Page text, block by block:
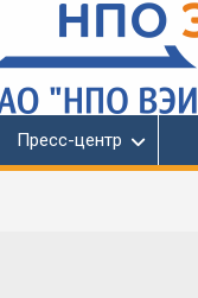
Пресс-центр